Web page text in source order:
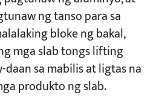
ng tanso para sa
bloke ng bakal,
mga slab tongs lifting
sa mabilis at ligtas na
produkto ng slab.